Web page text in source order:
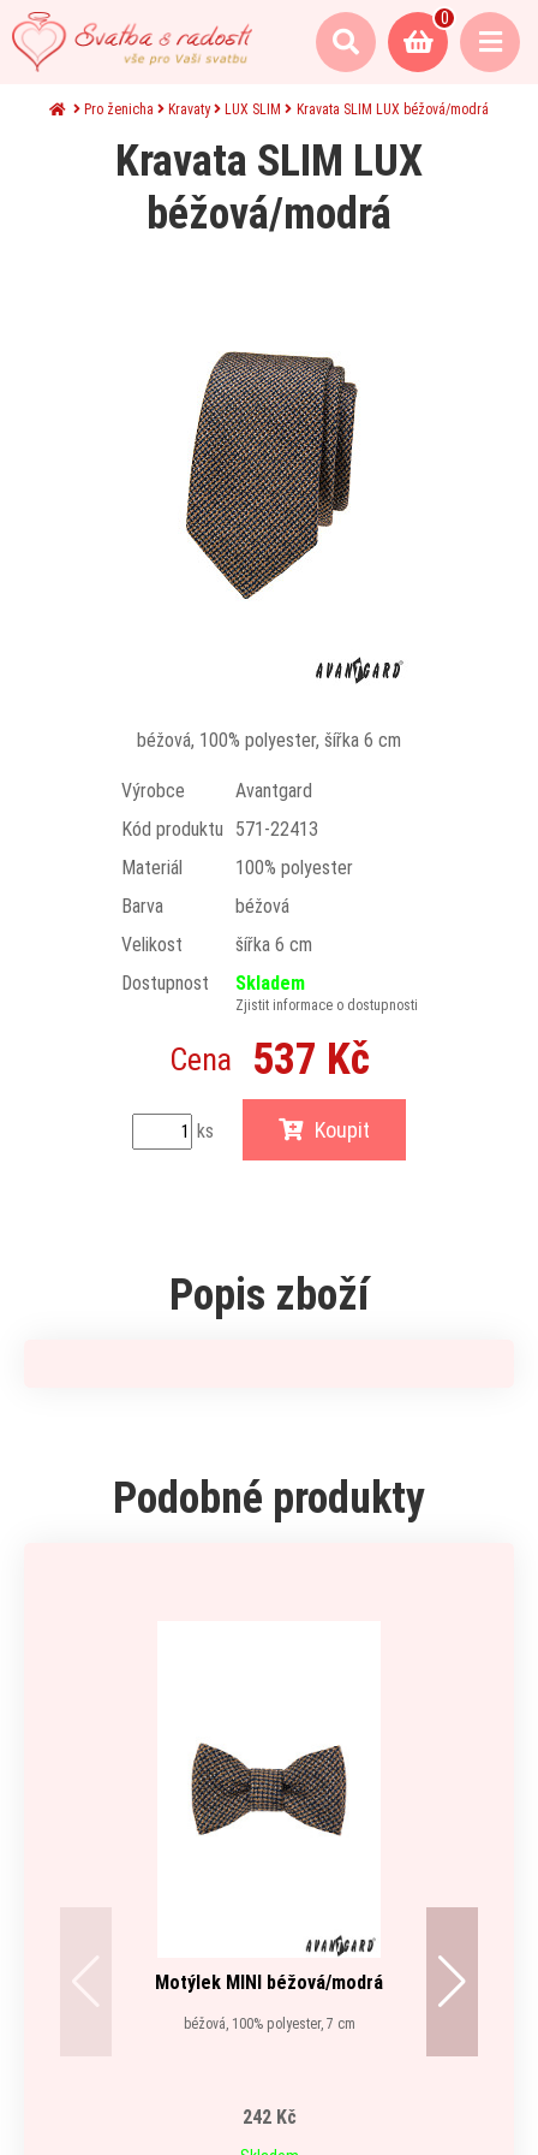
0
Pro ženicha Kravaty LUX SLIM Kravata SLIM LUX béžová/modrá
Kravata SLIM LUX
béžová/modrá
béžová, 100% polyester, šířka 6 cm
Výrobce
Avantgard
Kód produktu
571-22413
Materiál
100% polyester
Barva
béžová
Velikost
šířka 6 cm
Dostupnost
Skladem
Zjistit informace o dostupnosti
Cena 537 Kč
ks Koupit
Popis zboží
Podobné produkty
Motýlek MINI béžová/modrá
béžová, 100% polyester, 7 cm
242 Kč